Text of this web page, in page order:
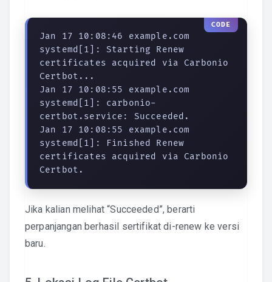
Jan 17 10:08:46 example.com
systemd[1]: Starting Renew
certificates acquired via Carbonio
Certbot...
Jan 17 10:08:55 example.com
systemd[1]: carbonio-
certbot.service: Succeeded.
Jan 17 10:08:55 example.com
systemd[1]: Finished Renew
certificates acquired via Carbonio
Certbot.
Jika kalian melihat “Succeeded”, berarti
perpanjangan berhasil sertifikat di-renew ke versi
baru.